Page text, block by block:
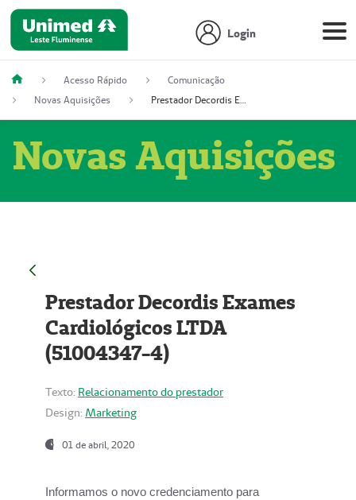
Login
Acesso Rápido
Comunicação
Novas Aquisições
Prestador Decordis Exames Cardiológicos LTDA (51004347-4)
Novas Aquisições
Prestador Decordis Exames
Cardiológicos LTDA
(51004347-4)
Texto: Relacionamento do prestador
Design: Marketing
01 de abril, 2020
Informamos o novo credenciamento para